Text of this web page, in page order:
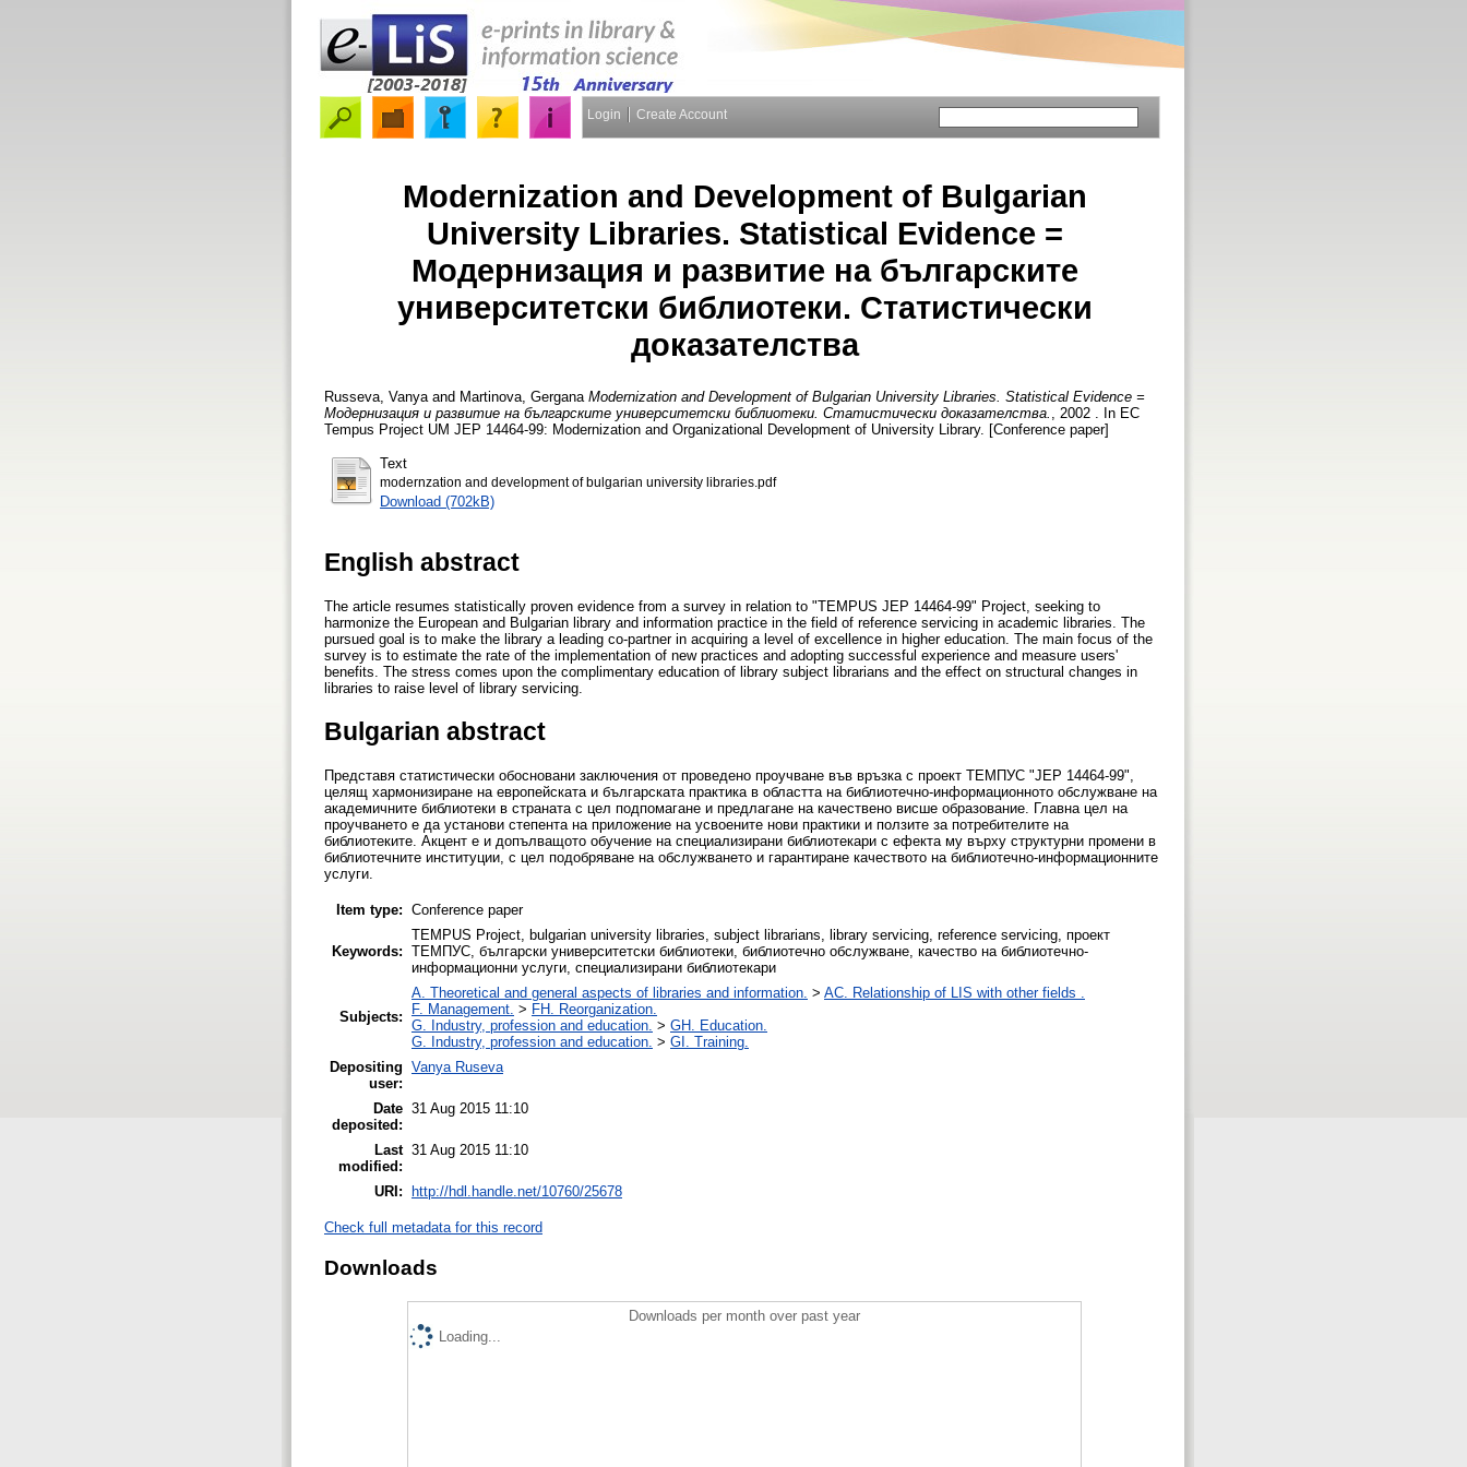
Login Create Account
Modernization and Development of Bulgarian
University Libraries. Statistical Evidence =
Модернизация и развитие на българските
университетски библиотеки. Статистически
доказателства
Russeva, Vanya and Martinova, Gergana Modernization and Development of Bulgarian University Libraries. Statistical Evidence =
Модернизация и развитие на българските университетски библиотеки. Статистически доказателства.
, 2002 . In EC
Tempus Project UM JEP 14464-99: Modernization and Organizational Development of University Library. [Conference paper]
Text
modernzation and development of bulgarian university libraries.pdf
Download (702kB)
English abstract
The article resumes statistically proven evidence from a survey in relation to "TEMPUS JEP 14464-99" Project, seeking to
harmonize the European and Bulgarian library and information practice in the field of reference servicing in academic libraries. The
pursued goal is to make the library a leading co-partner in acquiring a level of excellence in higher education. The main focus of the
survey is to estimate the rate of the implementation of new practices and adopting successful experience and measure users'
benefits. The stress comes upon the complimentary education of library subject librarians and the effect on structural changes in
libraries to raise level of library servicing.
Bulgarian abstract
Представя статистически обосновани заключения от проведено проучване във връзка с проект ТЕМПУС "JEP 14464-99",
целящ хармонизиране на европейската и българската практика в областта на библиотечно-информационното обслужване на
академичните библиотеки в страната с цел подпомагане и предлагане на качествено висше образование. Главна цел на
проучването е да установи степента на приложение на усвоените нови практики и ползите за потребителите на
библиотеките. Акцент е и допълващото обучение на специализирани библиотекари с ефекта му върху структурни промени в
библиотечните институции, с цел подобряване на обслужването и гарантиране качеството на библиотечно-информационните
услуги.
Item type: Conference paper
Keywords:
TEMPUS Project, bulgarian university libraries, subject librarians, library servicing, reference servicing, проект
ТЕМПУС, български университетски библиотеки, библиотечно обслужване, качество на библиотечно-
информационни услуги, специализирани библиотекари
Subjects:
A. Theoretical and general aspects of libraries and information. > AC. Relationship of LIS with other fields .
F. Management. > FH. Reorganization.
G. Industry, profession and education. > GH. Education.
G. Industry, profession and education. > GI. Training.
Depositing
user:
Vanya Ruseva
Date
deposited:
31 Aug 2015 11:10
Last
modified:
31 Aug 2015 11:10
URI: http://hdl.handle.net/10760/25678
Check full metadata for this record
Downloads
Downloads per month over past year
Loading...